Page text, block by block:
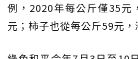
例，2020年每公斤僅35元
元；柿子也從每公斤59元，